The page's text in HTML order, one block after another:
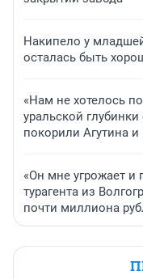
Накипело у
осталась быть
«Нам не хотелось
уральской
покорили Агутина и
«Он мне угрожает и
турагента из
почти миллиона